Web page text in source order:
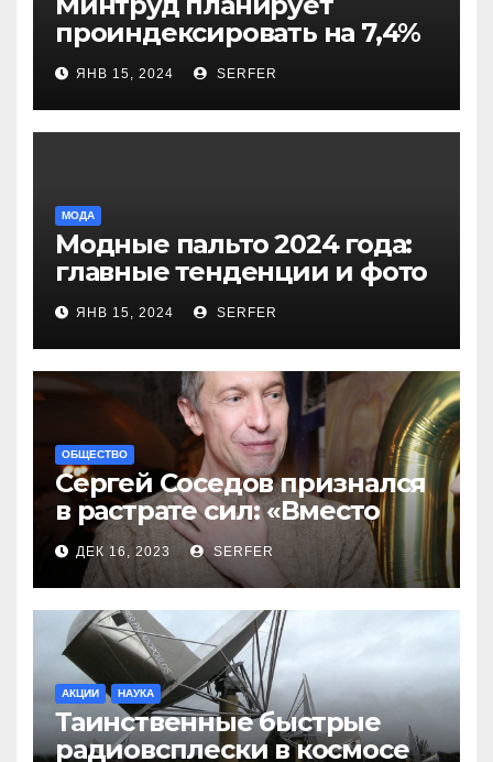
проиндексировать на 7,4%
более 40 выплат и
компенсаций
ЯНВ 15, 2024 SERFER
МОДА
Модные пальто 2024 года:
главные тенденции и фото
новинок
ЯНВ 15, 2024 SERFER
ОБЩЕСТВО
Сергей Соседов признался
в растрате сил: «Вместо
меня взяли Пригожина»
ДЕК 16, 2023 SERFER
АКЦИИ НАУКА
Таинственные быстрые
радиовсплески в космосе